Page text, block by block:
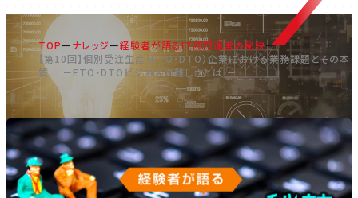
TOP ナレッジ
経験者が語るIT部門運営の秘訣
【第10回】個別受注生産（ETO・DTO）企業における業務課題とその本
質 －ETO・DTOビジネスの難しさとは －